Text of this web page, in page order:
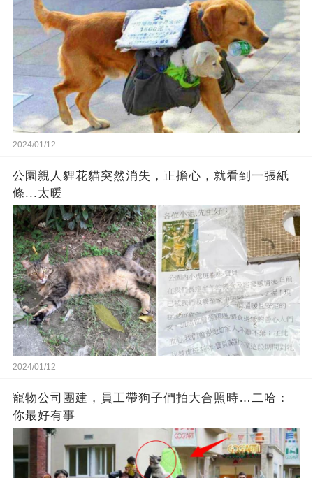
2024/01/12
公園親人貍花貓突然消失，正擔心，就看到一張紙
條...太暖
2024/01/12
寵物公司團建，員工帶狗子們拍大合照時…二哈：
你最好有事